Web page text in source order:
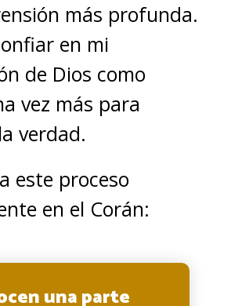
más profunda.
en mi
de Dios como
vez más para
verdad.
este proceso
en el Corán:
una parte